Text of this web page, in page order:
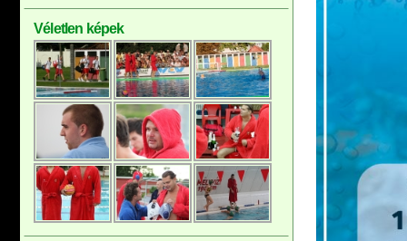
Véletlen képek